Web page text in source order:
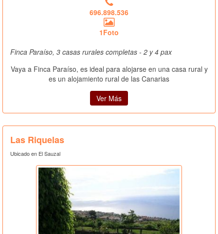
696.898.536
1Foto
Finca Paraíso, 3 casas rurales completas - 2 y 4 pax
Vaya a Finca Paraíso, es ideal para alojarse en una casa rural y
es un alojamiento rural de las Canarias
Ver Más
Las Riquelas
Ubicado en El Sauzal